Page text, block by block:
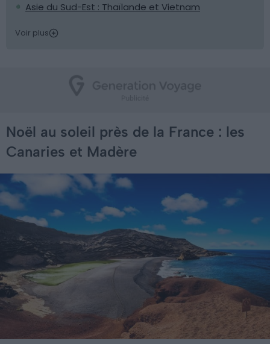
Asie du Sud-Est : Thaïlande et Vietnam
Voir plus
Noël au soleil près de la France : les
Canaries et Madère